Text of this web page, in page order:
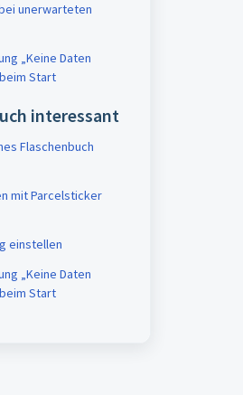
unerwarteten
„Keine Daten
Start
interessant
Flaschenbuch
mit Parcelsticker
einstellen
„Keine Daten
Start